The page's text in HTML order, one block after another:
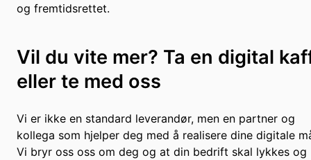
og fremtidsrettet.
Vil du vite mer? Ta en digital
eller te med oss
Vi er ikke en standard leverandør, men en partner og
kollega som hjelper deg med å realisere dine digitale
Vi bryr oss oss om deg og at din bedrift skal lykkes og